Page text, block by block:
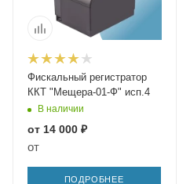
Фискальный регистратор
ККТ "Мещера-01-Ф" исп.4
В наличии
от 14 000 ₽
от
ПОДРОБНЕЕ